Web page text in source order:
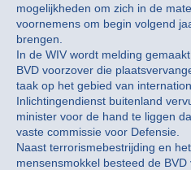
mogelijkheden om zich in de
voornemens om begin volgend
brengen.
In de WIV wordt melding
BVD voorzover die
taak op het gebied van
Inlichtingendienst buitenland
minister voor de hand te liggen
vaste commissie voor Defensie.
Naast terrorismebestrijding en
mensensmokkel besteed de